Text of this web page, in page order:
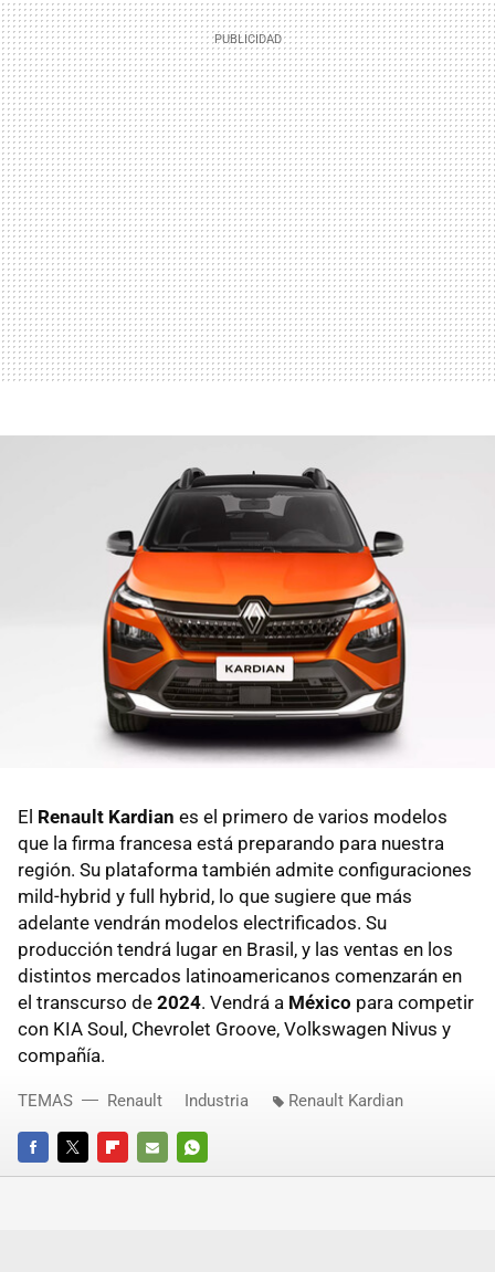
El Renault Kardian es el primero de varios modelos
que la firma francesa está preparando para nuestra
región. Su plataforma también admite configuraciones
mild-hybrid y full hybrid, lo que sugiere que más
adelante vendrán modelos electrificados. Su
producción tendrá lugar en Brasil, y las ventas en los
distintos mercados latinoamericanos comenzarán en
el transcurso de 2024. Vendrá a México para competir
con KIA Soul, Chevrolet Groove, Volkswagen Nivus y
compañía.
FACEBOOKTWITTERFLIPBOARD
E-
WHATSAPP
TEMAS Renault Industria Renault Kardian